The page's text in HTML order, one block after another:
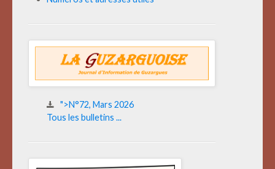
">N°72, Mars 2026
Tous les bulletins ...